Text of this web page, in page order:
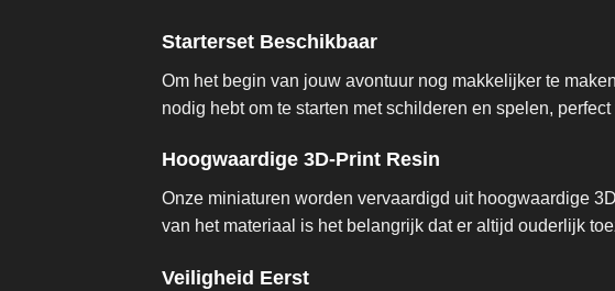
Starterset Beschikbaar
Om het begin van jouw avontuur nog makkelijker te
nodig hebt om te starten met schilderen en spelen,
Hoogwaardige 3D-Print Resin
Onze miniaturen worden vervaardigd uit hoogwaardige
van het materiaal is het belangrijk dat er altijd ouderlijk
Veiligheid Eerst